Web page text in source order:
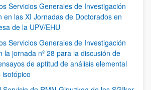
Servicios Generales de Investigación
en las XI Jornadas de Doctorados en
de la UPV/EHU
Servicios Generales de Investigación
la jornada nº 28 para la discusión de
de aptitud de análisis elemental